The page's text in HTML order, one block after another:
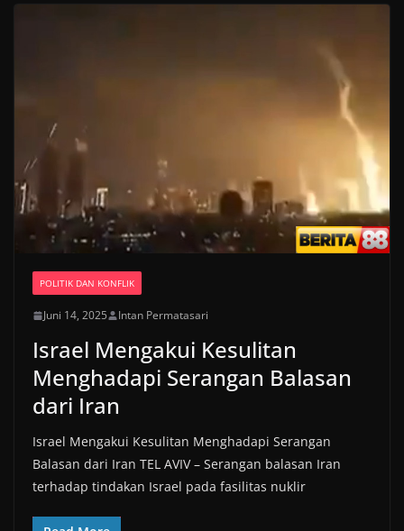
POLITIK DAN KONFLIK
Juni 14, 2025 Intan Permatasari
Israel Mengakui Kesulitan
Menghadapi Serangan Balasan
dari Iran
Israel Mengakui Kesulitan Menghadapi Serangan
Balasan dari Iran TEL AVIV – Serangan balasan Iran
terhadap tindakan Israel pada fasilitas nuklir